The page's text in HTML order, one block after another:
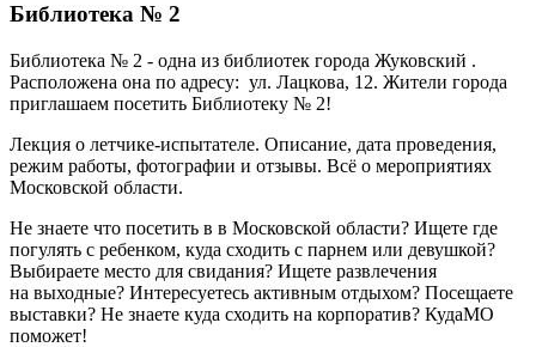
Библиотека № 2
Библиотека № 2 - одна из библиотек города Жуковский .
Расположена она по адресу: ул. Лацкова, 12. Жители города
приглашаем посетить Библиотеку № 2!
Лекция о летчике-испытателе. Описание, дата проведения,
режим работы, фотографии и отзывы. Всё о мероприятиях
Московской области.
Не знаете что посетить в в Московской области? Ищете где
погулять с ребенком, куда сходить с парнем или девушкой?
Выбираете место для свидания? Ищете развлечения
на выходные? Интересуетесь активным отдыхом? Посещаете
выставки? Не знаете куда сходить на корпоратив? КудаМО
поможет!